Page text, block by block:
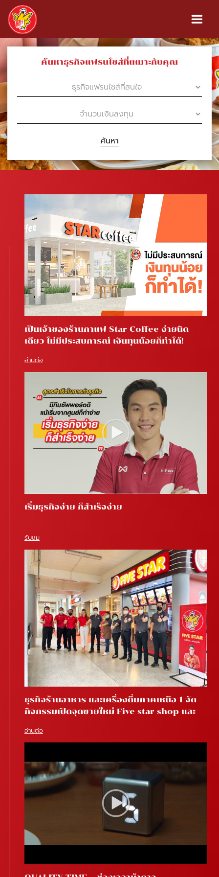
ค้นหาธุรกิจแฟรนไชส์ที่เหมาะกับคุณ
ค้นหา
เป็นเจ้าของร้านกาแฟ Star Coffee ง่ายนิด
เดียว ไม่มีประสบการณ์ เงินทุนน้อยก็ทำได้!
อ่านต่อ
เริ่มธุรกิจง่าย ก็สำเร็จง่าย
รับชม
ธุรกิจร้านอาหาร และเครื่องดื่มภาคเหนือ 1 จัด
กิจกรรมเปิดจุดขายใหม่ Five star shop และ
อ่านต่อ